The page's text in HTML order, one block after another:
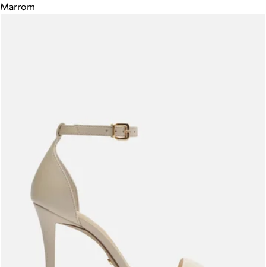
Marrom